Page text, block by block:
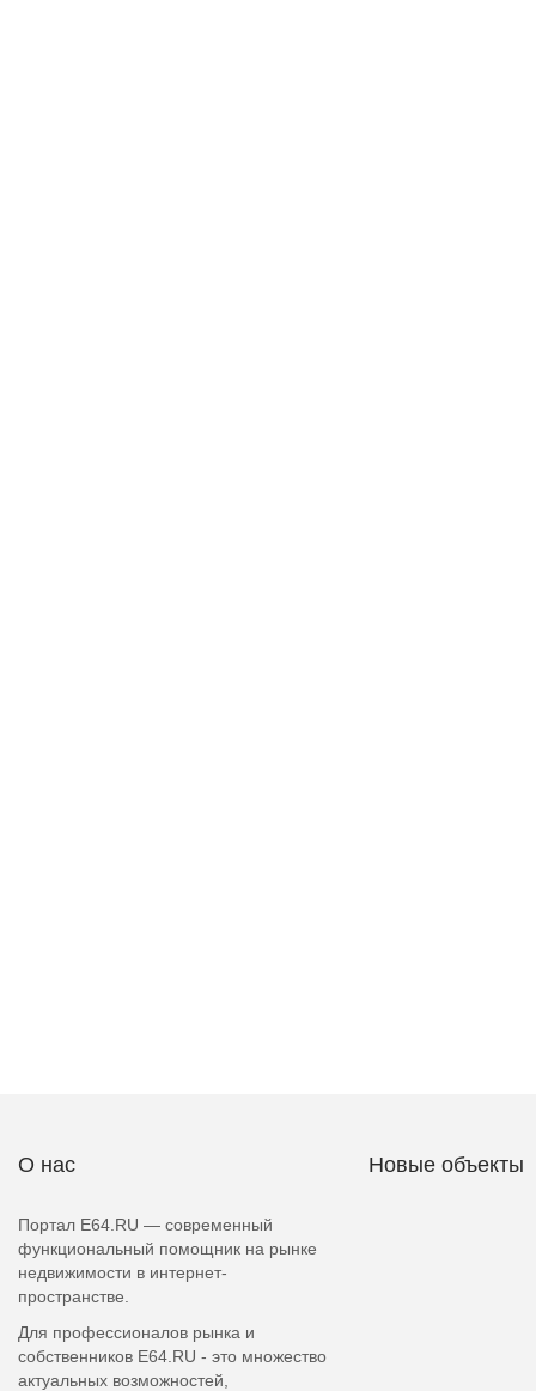
О нас
Портал E64.RU — современный
функциональный помощник на рынке
недвижимости в интернет-
пространстве.
Для профессионалов рынка и
собственников E64.RU - это множество
актуальных возможностей,
Новые объекты